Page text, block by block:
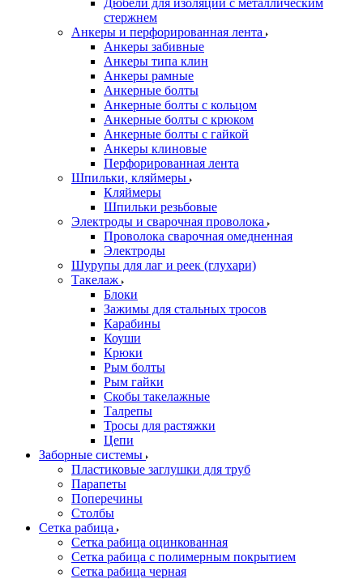
Дюбели для изоляции с металлическим
стержнем
Анкеры и перфорированная лента
Анкеры забивные
Анкеры типа клин
Анкеры рамные
Анкерные болты
Анкерные болты с кольцом
Анкерные болты с крюком
Анкерные болты с гайкой
Анкеры клиновые
Перфорированная лента
Шпильки, кляймеры
Кляймеры
Шпильки резьбовые
Электроды и сварочная проволока
Проволока сварочная омедненная
Электроды
Шурупы для лаг и реек (глухари)
Такелаж
Блоки
Зажимы для стальных тросов
Карабины
Коуши
Крюки
Рым болты
Рым гайки
Скобы такелажные
Талрепы
Тросы для растяжки
Цепи
Заборные системы
Пластиковые заглушки для труб
Парапеты
Поперечины
Столбы
Сетка рабица
Сетка рабица оцинкованная
Сетка рабица с полимерным покрытием
Сетка рабица черная